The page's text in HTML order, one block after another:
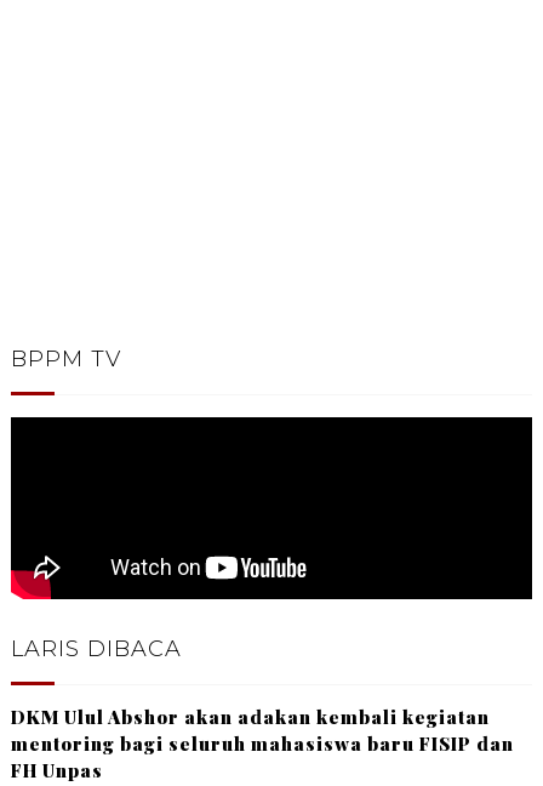
BPPM TV
LARIS DIBACA
DKM Ulul Abshor akan adakan kembali kegiatan
mentoring bagi seluruh mahasiswa baru FISIP dan
FH Unpas